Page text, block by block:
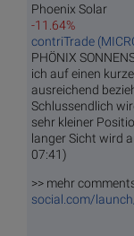
Phoenix Solar
-11.64%
contriTrade
PHÖNIX
ich auf einen
ausreichend
Schlussendlich
sehr kleiner
langer Sicht wird
07:41)
>> mehr
social.com/